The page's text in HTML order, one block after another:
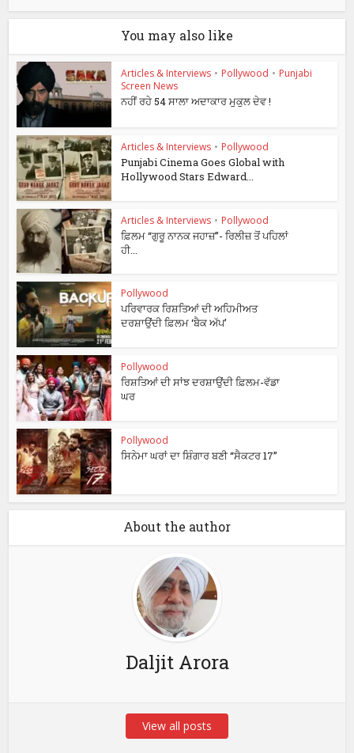
You may also like
Articles & Interviews • Pollywood • Punjabi
Screen News
ਨਹੀਂ ਰਹੇ 54 ਸਾਲਾ ਅਦਾਕਾਰ ਮੁਕੁਲ ਦੇਵ !
Articles & Interviews • Pollywood
Punjabi Cinema Goes Global with
Hollywood Stars Edward...
Articles & Interviews • Pollywood
ਫ਼ਿਲਮ “ਗੁਰੂ ਨਾਨਕ ਜਹਾਜ਼”- ਰਿਲੀਜ਼ ਤੋਂ ਪਹਿਲਾਂ
ਹੀ...
Pollywood
ਪਰਿਵਾਰਕ ਰਿਸ਼ਤਿਆਂ ਦੀ ਅਹਿਮੀਅਤ
ਦਰਸ਼ਾਉਂਦੀ ਫ਼ਿਲਮ ‘ਬੈਕ ਅੱਪ’
Pollywood
ਰਿਸ਼ਤਿਆਂ ਦੀ ਸਾਂਝ ਦਰਸ਼ਾਉਂਦੀ ਫ਼ਿਲਮ-ਵੱਡਾ
ਘਰ
Pollywood
ਸਿਨੇਮਾ ਘਰਾਂ ਦਾ ਸ਼ਿੰਗਾਰ ਬਣੀ “ਸੈਕਟਰ 17”
About the author
Daljit Arora
View all posts